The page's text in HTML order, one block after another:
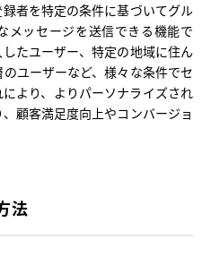
者を特定の条件に基づいてグル
メッセージを送信できる機能で
たユーザー、特定の地域に住ん
ユーザーなど、様々な条件でセ
より、よりパーソナライズされ
顧客満足度向上やコンバージョ
法